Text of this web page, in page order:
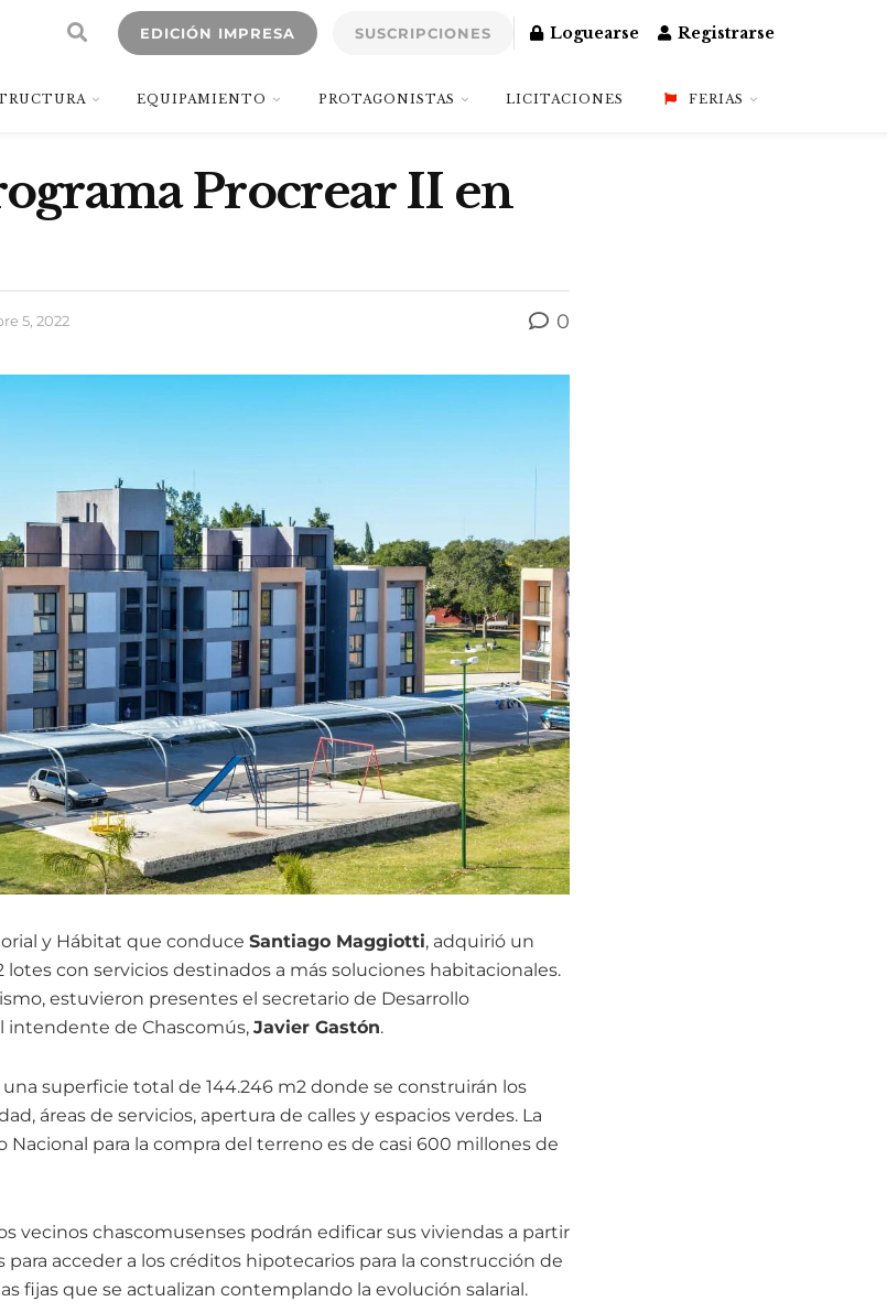
EDICIÓN IMPRESA SUSCRIPCIONES Loguearse Registrarse
EQUIPAMIENTO PROTAGONISTAS LICITACIONES FERIAS
Procrear II en
5, 2022 0
y Hábitat que conduce Santiago Maggiotti, adquirió un
con servicios destinados a más soluciones habitacionales.
estuvieron presentes el secretario de Desarrollo
intendente de Chascomús, Javier Gastón.
superficie total de 144.246 m2 donde se construirán los
áreas de servicios, apertura de calles y espacios verdes. La
para la compra del terreno es de casi 600 millones de
vecinos chascomusenses podrán edificar sus viviendas a partir
acceder a los créditos hipotecarios para la construcción de
fijas que se actualizan contemplando la evolución salarial.